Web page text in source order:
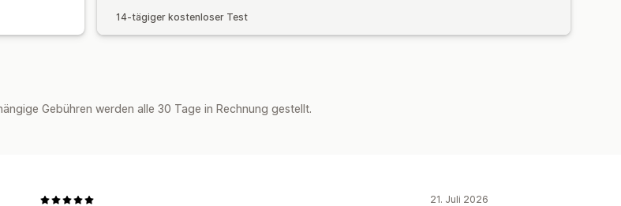
14-tägiger kostenloser Test
Gebühren werden alle 30 Tage in Rechnung gestellt.
21. Juli 2026